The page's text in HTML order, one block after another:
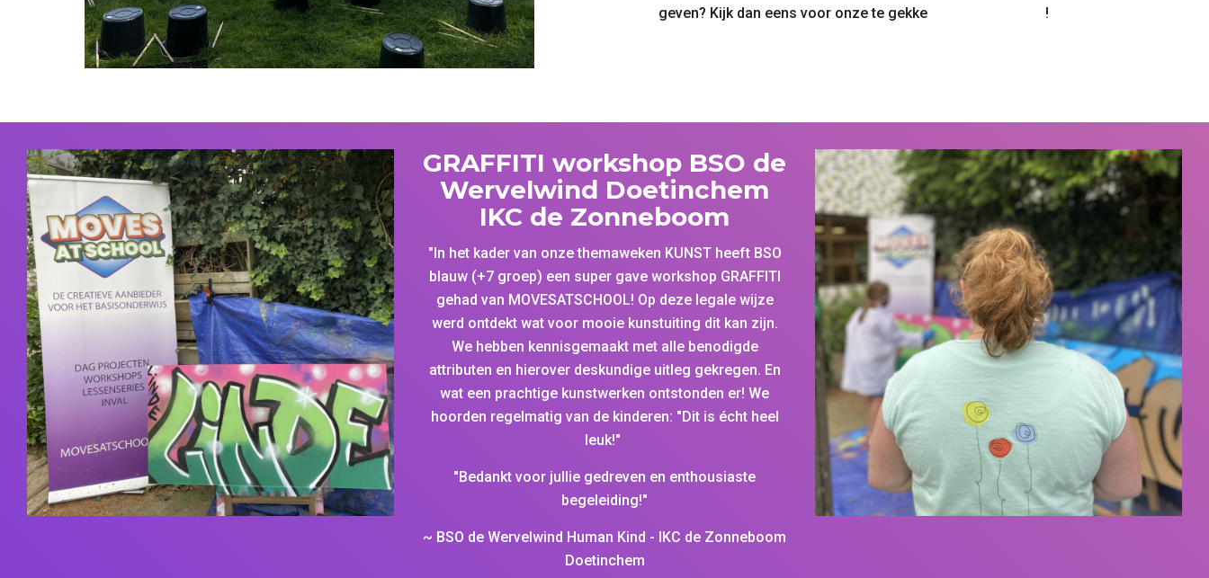
geven? Kijk dan eens voor onze te gekke
!
GRAFFITI workshop BSO de
Wervelwind Doetinchem
IKC de Zonneboom
"In het kader van onze themaweken KUNST heeft BSO
blauw (+7 groep) een super gave workshop GRAFFITI
gehad van MOVESATSCHOOL! Op deze legale wijze
werd ontdekt wat voor mooie kunstuiting dit kan zijn.
We hebben kennisgemaakt met alle benodigde
attributen en hierover deskundige uitleg gekregen. En
wat een prachtige kunstwerken ontstonden er! We
hoorden regelmatig van de kinderen: "Dit is écht heel
leuk!"
"Bedankt voor jullie gedreven en enthousiaste
begeleiding!"
~ BSO de Wervelwind Human Kind - IKC de Zonneboom
Doetinchem